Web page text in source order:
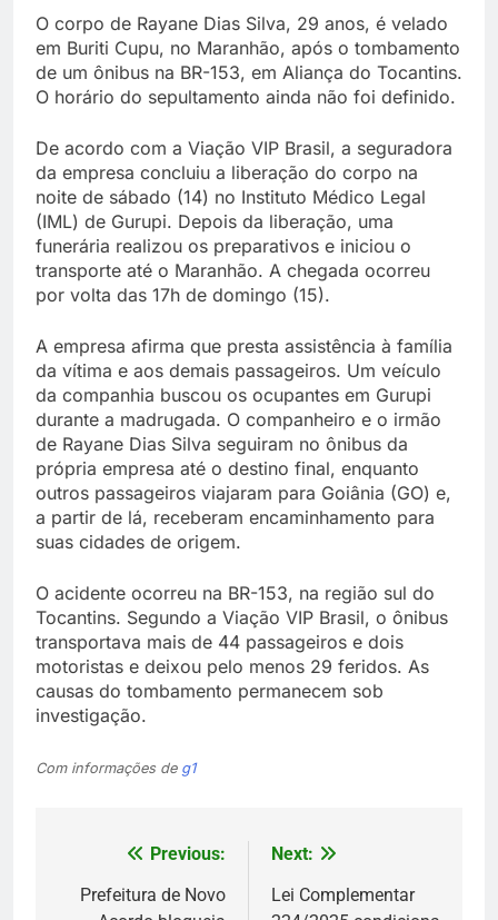
O corpo de Rayane Dias Silva, 29 anos, é velado
em Buriti Cupu, no Maranhão, após o tombamento
de um ônibus na BR-153, em Aliança do Tocantins.
O horário do sepultamento ainda não foi definido.
De acordo com a Viação VIP Brasil, a seguradora
da empresa concluiu a liberação do corpo na
noite de sábado (14) no Instituto Médico Legal
(IML) de Gurupi. Depois da liberação, uma
funerária realizou os preparativos e iniciou o
transporte até o Maranhão. A chegada ocorreu
por volta das 17h de domingo (15).
A empresa afirma que presta assistência à família
da vítima e aos demais passageiros. Um veículo
da companhia buscou os ocupantes em Gurupi
durante a madrugada. O companheiro e o irmão
de Rayane Dias Silva seguiram no ônibus da
própria empresa até o destino final, enquanto
outros passageiros viajaram para Goiânia (GO) e,
a partir de lá, receberam encaminhamento para
suas cidades de origem.
O acidente ocorreu na BR-153, na região sul do
Tocantins. Segundo a Viação VIP Brasil, o ônibus
transportava mais de 44 passageiros e dois
motoristas e deixou pelo menos 29 feridos. As
causas do tombamento permanecem sob
investigação.
Com informações de g1
Navegação
de
Previous:
Prefeitura de Novo
Next:
Lei Complementar